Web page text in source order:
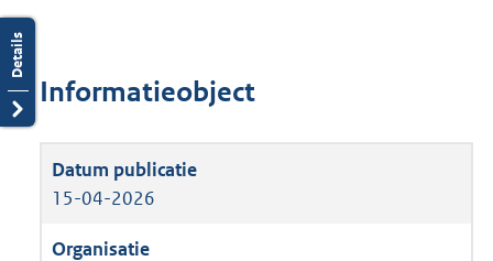
Informatieobject
15-04-2026